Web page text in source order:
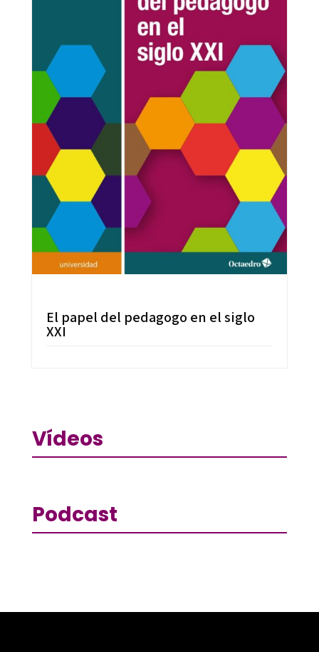
El papel del pedagogo en el siglo
XXI
Vídeos
Podcast